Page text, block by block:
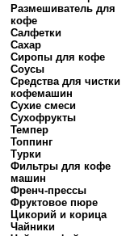
Размешиватель для
кофе
Салфетки
Сахар
Сиропы для кофе
Соусы
Средства для чистки
кофемашин
Сухие смеси
Сухофрукты
Темпер
Топпинг
Турки
Фильтры для кофе
машин
Френч-прессы
Фруктовое пюре
Цикорий и корица
Чайники